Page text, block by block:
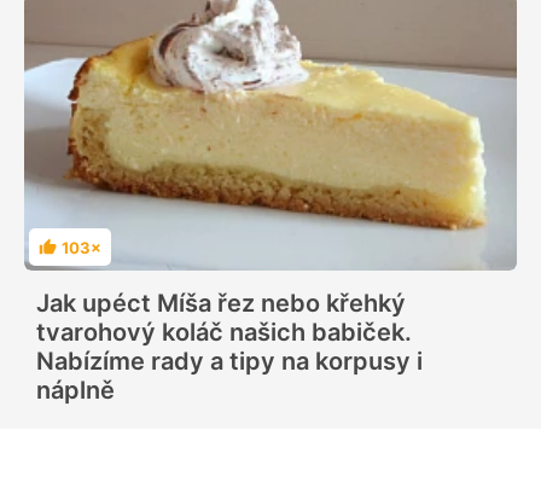
H
o
n
o
c
e
n
103×
Jak upéct Míša řez nebo křehký
tvarohový koláč našich babiček.
Nabízíme rady a tipy na korpusy i
náplně